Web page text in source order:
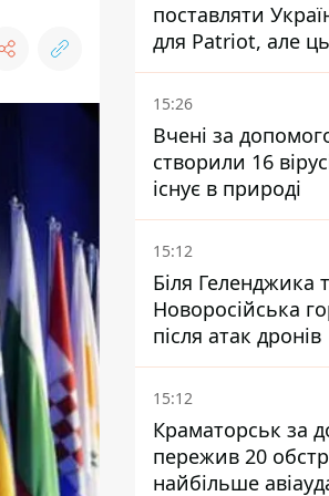
поставляти
для Patriot, але
недостатньо -
15:26
Вчені за
створили 16
існує в природі
15:12
Біля Геленджика
Новоросійська
після атак дронів
15:12
Краматорськ за
пережив 20
найбільше